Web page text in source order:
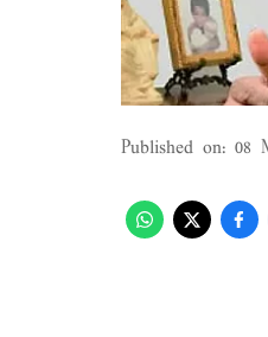
Published on: 08